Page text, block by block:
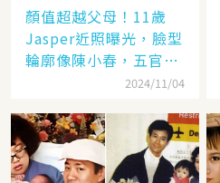
顏值超越父母！11歲
Jasper近照曝光，臉型
輪廓像陳小春，五官卻
更像應采兒網驚：完美
2024/11/04